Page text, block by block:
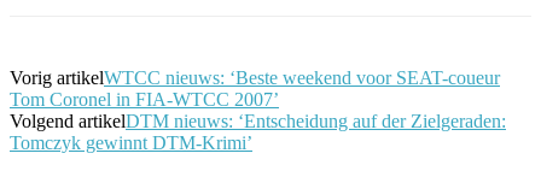
Vorig artikelWTCC nieuws: ‘Beste weekend voor SEAT-coueur
Tom Coronel in FIA-WTCC 2007’
Volgend artikelDTM nieuws: ‘Entscheidung auf der Zielgeraden:
Tomczyk gewinnt DTM-Krimi’